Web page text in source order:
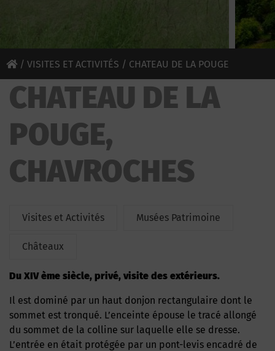
/ VISITES ET ACTIVITÉS / CHATEAU DE LA POUGE
CHATEAU DE LA
POUGE,
CHAVROCHES
Visites et Activités Musées Patrimoine
Châteaux
du XIV ème siècle, privé, visite des extérieurs.
Il est dominé par un haut donjon rectangulaire dont le
sommet est tronqué. L’enceinte épouse le tracé allongé
du sommet de la colline sur laquelle elle se dresse.
L’entrée en était protégée par un pont-levis encadré de